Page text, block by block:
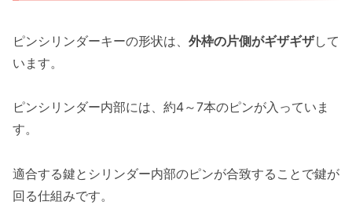
ピンシリンダーキーの形状は、 外枠の片側がギザギザして
います。
ピンシリンダー内部には、約4～7本のピンが入っていま
す。
適合する鍵とシリンダー内部のピンが合致することで鍵が
回る仕組みです。